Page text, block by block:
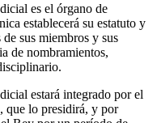
es el órgano de
establecerá su estatuto y
sus miembros y sus
de nombramientos,
estará integrado por el
que lo presidirá, y por